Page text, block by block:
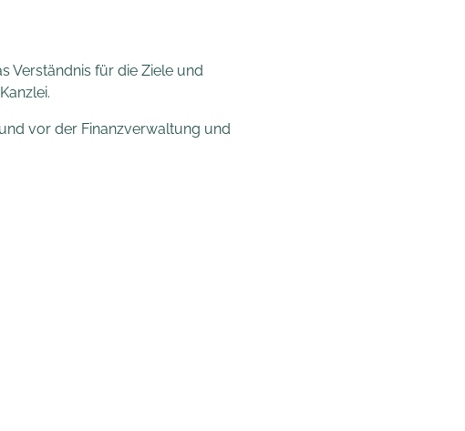
Verständnis für die Ziele und
vor der Finanzverwaltung und